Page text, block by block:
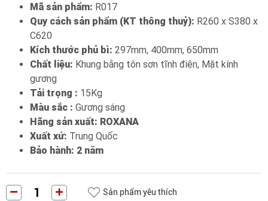
Mã sản phẩm: R017
Quy cách sản phẩm (KT thông thuỷ): R260 x S380 x
C620
Kích thước phủ bì: 297mm, 400mm, 650mm
Chất liệu: Khung bằng tôn sơn tĩnh điện, Mặt kính
gương
Tải trọng : 15Kg
Màu sắc : Gương sáng
Hãng sản xuất: ROXANA
Xuất xứ: Trung Quốc
Bảo hành: 2 năm
Sản phẩm yêu thích